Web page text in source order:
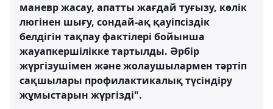
маневр жасау, апатты жағдай туғызу, көлік
люгінен шығу, сондай-ақ қауіпсіздік
белдігін тақпау фактілері бойынша
жауапкершілікке тартылды. Әрбір
жүргізушімен және жолаушылармен тәртіп
сақшылары профилактикалық түсіндіру
жұмыстарын жүргізді".